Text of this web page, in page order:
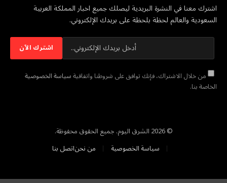
اشترك معنا في النشرة البريدية ليصلك جميع اخبار المملكة العربية
السعودية والعالم لحظة بلحظة على بريدك الإلكتروني.
من خلال الاشتراك، فإنك توافق على شروطنا واتفاقيةسياسة الخصوصية
الخاصة بنا.
© 2026 الشرق اليوم. جميع الحقوق محفوظة.
سياسة الخصوصية
من نحناتصل بنا